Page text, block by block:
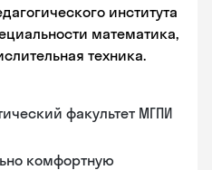
института
математика,
техника.
факультет МГПИ
комфортную